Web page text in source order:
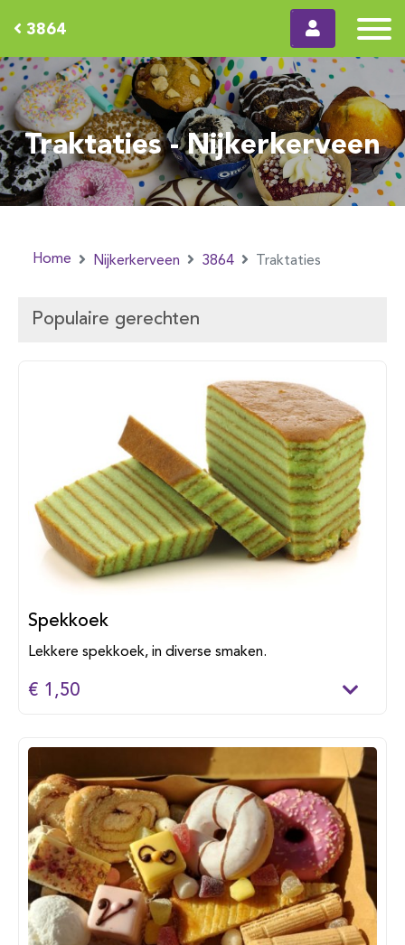
3864
Traktaties - Nijkerkerveen
Home Nijkerkerveen 3864 Traktaties
Populaire gerechten
Spekkoek
Lekkere spekkoek, in diverse smaken.
€ 1,50